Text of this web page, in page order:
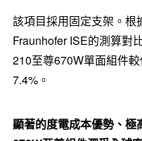
該項目採用固定支架。根
Fraunhofer ISE的測算對
210至尊670W單面組件
7.4%。
顯著的度電成本優勢、極